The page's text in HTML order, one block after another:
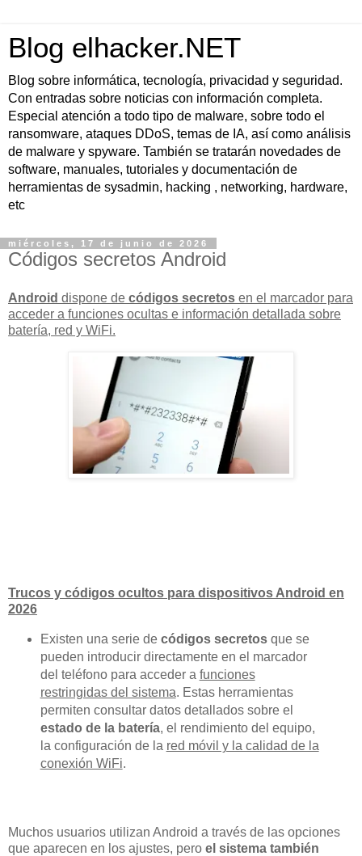
Blog elhacker.NET
Blog sobre informática, tecnología, privacidad y seguridad.
Con entradas sobre noticias con información completa.
Especial atención a todo tipo de malware, sobre todo el
ransomware, ataques DDoS, temas de IA, así como análisis
de malware y spyware. También se tratarán novedades de
software, manuales, tutoriales y documentación de
herramientas de sysadmin, hacking , networking, hardware,
etc
miércoles, 17 de junio de 2026
Códigos secretos Android
Android dispone de códigos secretos en el marcador para
acceder a funciones ocultas e información detallada sobre
batería, red y WiFi.
Trucos y códigos ocultos para dispositivos Android en
2026
Existen una serie de códigos secretosque se
pueden introducir directamente en el marcador
del teléfono para acceder a funciones
restringidas del sistema. Estas herramientas
permiten consultar datos detallados sobre el
estado de la batería, el rendimiento del equipo,
la configuración de la red móvil y la calidad de la
conexión WiFi.
Muchos usuarios utilizan Android a través de las opciones
que aparecen en los ajustes, pero el sistema también